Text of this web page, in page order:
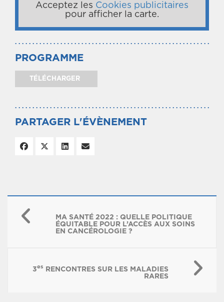
Acceptez les Cookies publicitaires
pour afficher la carte.
PROGRAMME
TÉLÉCHARGER
PARTAGER L'ÉVÈNEMENT
MA SANTÉ 2022 : QUELLE POLITIQUE
ÉQUITABLE POUR L’ACCÈS AUX SOINS
EN CANCÉROLOGIE ?
3es
RENCONTRES SUR LES MALADIES
RARES